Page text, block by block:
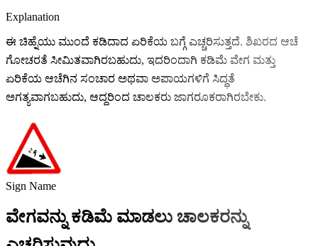
Explanation
ಈ ಚಿಹ್ನೆಯು ಮುಂದೆ ಕಡಿದಾದ ಏರಿಕೆಯ ಬಗ್ಗೆ ಎಚ್ಚರಿಸುತ್ತದೆ. ಶಿಖರದ ಆಚೆ
ಗೋಚರತೆ ಸೀಮಿತವಾಗಿರಬಹುದು, ಇದರಿಂದಾಗಿ ಕಡಿಮೆ ವೇಗ ಮತ್ತು
ಏರಿಕೆಯ ಆಚೆಗಿನ ಸಂಚಾರ ಅಥವಾ ಅಪಾಯಗಳಿಗೆ ಸಿದ್ಧತೆ
ಅಗತ್ಯವಾಗಬಹುದು, ಆದ್ದರಿಂದ ಚಾಲಕರು ಜಾಗರೂಕರಾಗಿರಬೇಕು.
Sign Name
ವೇಗವನ್ನು ಕಡಿಮೆ ಮಾಡಲು ಚಾಲಕರನ್ನು